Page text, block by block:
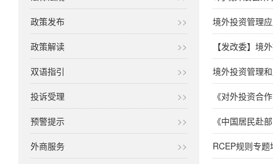
境外投资管理
【发改委】境
境外投资管理
《对外投资合
《中国居民赴
RCEP规则专题
政策发布 >>
政策解读 >>
双语指引 >>
投诉受理 >>
预警提示 >>
外商服务 >>